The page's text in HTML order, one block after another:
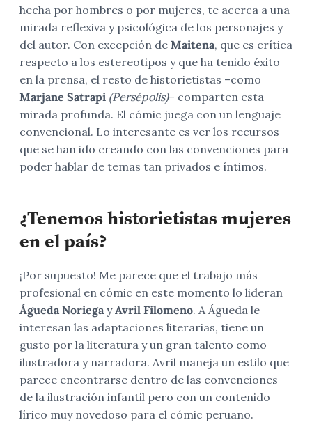
hecha por hombres o por mujeres, te acerca a una
mirada reflexiva y psicológica de los personajes y
del autor. Con excepción de Maitena, que es crítica
respecto a los estereotipos y que ha tenido éxito
en la prensa, el resto de historietistas –como
Marjane Satrapi (Persépolis)– comparten esta
mirada profunda. El cómic juega con un lenguaje
convencional. Lo interesante es ver los recursos
que se han ido creando con las convenciones para
poder hablar de temas tan privados e íntimos.
¿Tenemos historietistas mujeres
en el país?
¡Por supuesto! Me parece que el trabajo más
profesional en cómic en este momento lo lideran
Águeda Noriega yAvril Filomeno. A Águeda le
interesan las adaptaciones literarias, tiene un
gusto por la literatura y un gran talento como
ilustradora y narradora. Avril maneja un estilo que
parece encontrarse dentro de las convenciones
de la ilustración infantil pero con un contenido
lírico muy novedoso para el cómic peruano.